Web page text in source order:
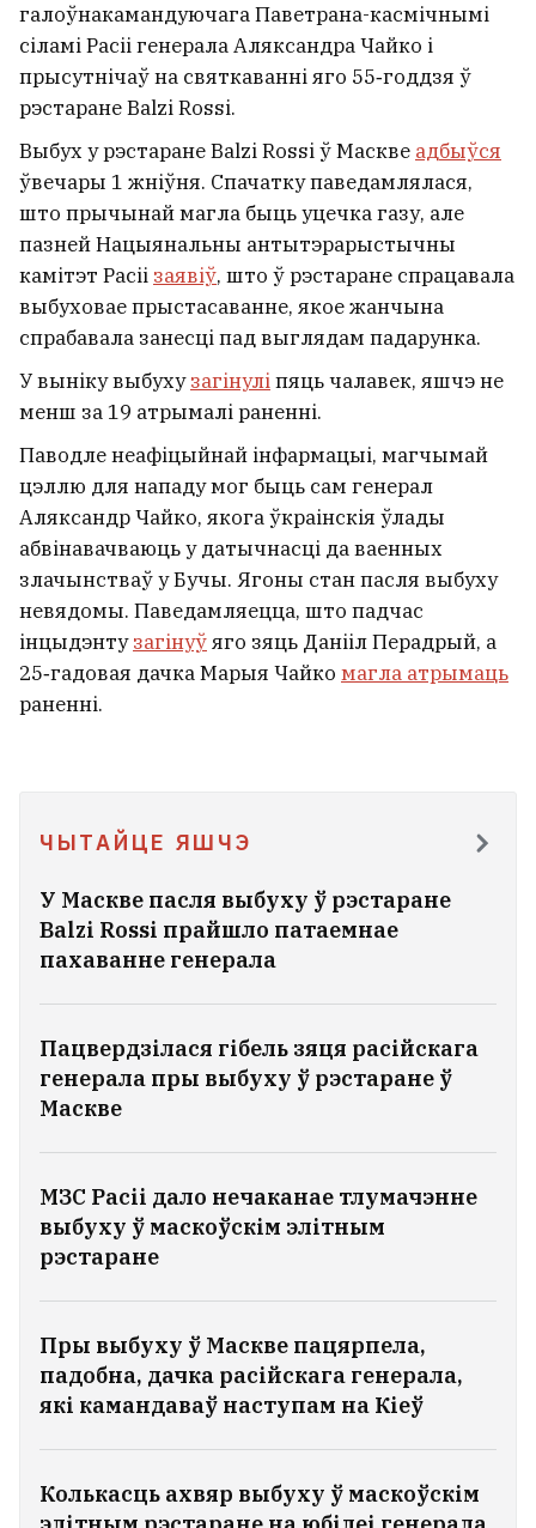
галоўнакамандуючага Паветрана-касмічнымі
сіламі Расіі генерала Аляксандра Чайко і
прысутнічаў на святкаванні яго 55‑годдзя ў
рэстаране Balzi Rossi.
Выбух у рэстаране Balzi Rossi ў Маскве адбыўся
ўвечары 1 жніўня. Спачатку паведамлялася,
што прычынай магла быць уцечка газу, але
пазней Нацыянальны антытэрарыстычны
камітэт Расіі заявіў, што ў рэстаране спрацавала
выбуховае прыстасаванне, якое жанчына
спрабавала занесці пад выглядам падарунка.
У выніку выбухузагінуліпяць чалавек, яшчэ не
менш за 19 атрымалі раненні.
Паводле неафіцыйнай інфармацыі, магчымай
цэллю для нападу мог быць сам генерал
Аляксандр Чайко, якога ўкраінскія ўлады
абвінавачваюць у датычнасці да ваенных
злачынстваў у Бучы. Ягоны стан пасля выбуху
невядомы. Паведамляецца, што падчас
інцыдэнтузагінуўяго зяць Данііл Перадрый, а
25‑гадовая дачка Марыя Чайко магла атрымаць
раненні.
ЧЫТАЙЦЕ ЯШЧЭ
У Маскве пасля выбуху ў рэстаране
Balzi Rossi прайшло патаемнае
пахаванне генерала
Пацвердзілася гібель зяця расійскага
генерала пры выбуху ў рэстаране ў
Маскве
МЗС Расіі дало нечаканае тлумачэнне
выбуху ў маскоўскім элітным
рэстаране
Пры выбуху ў Маскве пацярпела,
падобна, дачка расійскага генерала,
які камандаваў наступам на Кіеў
Колькасць ахвяр выбуху ў маскоўскім